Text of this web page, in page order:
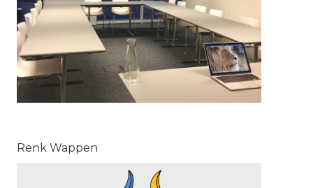
Renk Wappen